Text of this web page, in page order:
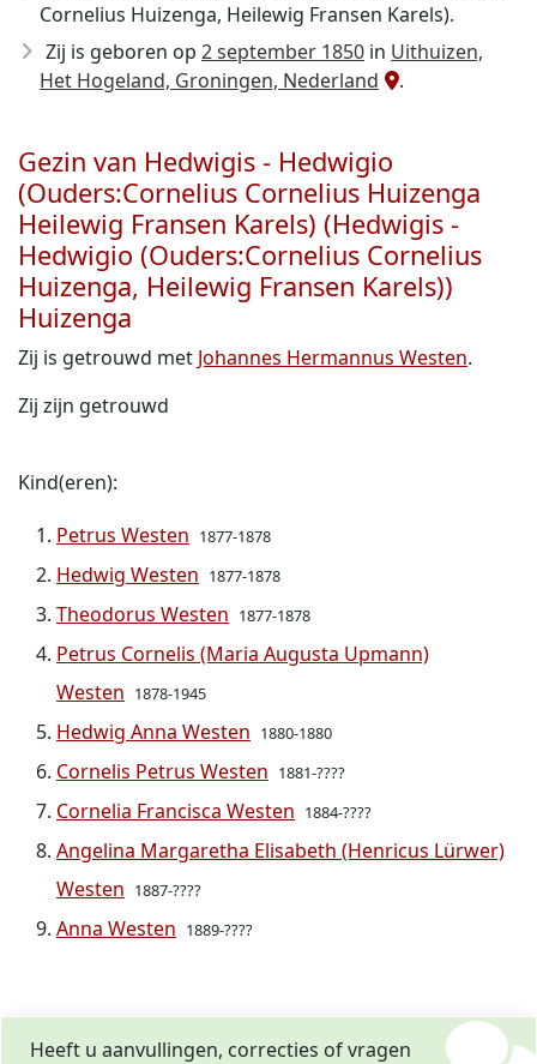
Cornelius Huizenga, Heilewig Fransen Karels).
Zij is geboren op 2 september 1850 in Uithuizen,
Het Hogeland, Groningen, Nederland
.
Gezin van Hedwigis - Hedwigio
(Ouders:Cornelius Cornelius Huizenga
Heilewig Fransen Karels) (Hedwigis -
Hedwigio (Ouders:Cornelius Cornelius
Huizenga, Heilewig Fransen Karels))
Huizenga
Zij is getrouwd met Johannes Hermannus Westen.
Zij zijn getrouwd
Kind(eren):
Petrus Westen 1877-1878
Hedwig Westen 1877-1878
Theodorus Westen 1877-1878
Petrus Cornelis (Maria Augusta Upmann)
Westen 1878-1945
Hedwig Anna Westen 1880-1880
Cornelis Petrus Westen 1881-????
Cornelia Francisca Westen 1884-????
Angelina Margaretha Elisabeth (Henricus Lürwer)
Westen 1887-????
Anna Westen 1889-????
Heeft u aanvullingen, correcties of vragen